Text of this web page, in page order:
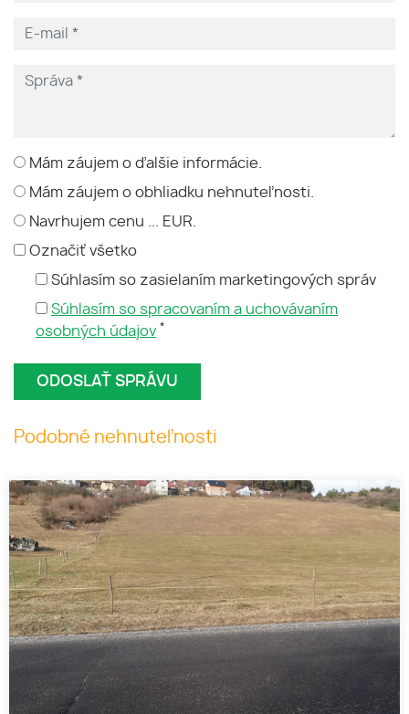
Mám záujem o ďalšie informácie.
Mám záujem o obhliadku nehnuteľnosti.
Navrhujem cenu ... EUR.
Označiť všetko
Súhlasím so zasielaním marketingových správ
Súhlasím so spracovaním a uchovávaním
osobných údajov *
Podobné nehnuteľnosti